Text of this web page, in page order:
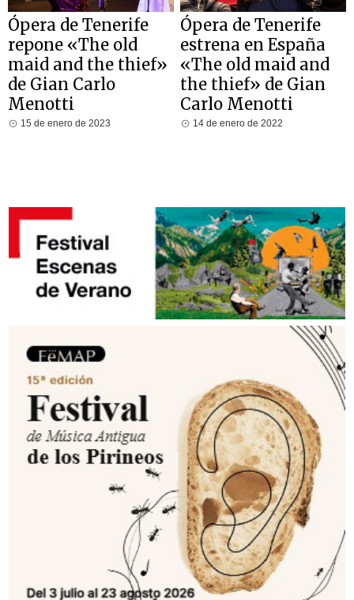
Ópera de Tenerife
repone «The old
maid and the thief»
de Gian Carlo
Menotti
15 de enero de 2023
Ópera de Tenerife
estrena en España
«The old maid and
the thief» de Gian
Carlo Menotti
14 de enero de 2022